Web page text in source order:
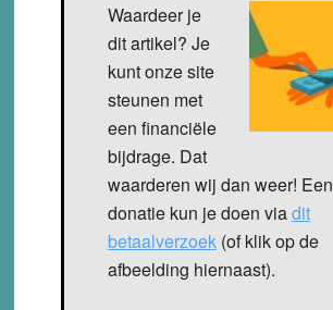
Waardeer je
dit artikel? Je
kunt onze site
steunen met
een financiële
bijdrage. Dat
waarderen wij dan weer! Een
donatie kun je doen viadit
betaalverzoek(of klik op de
afbeelding hiernaast).